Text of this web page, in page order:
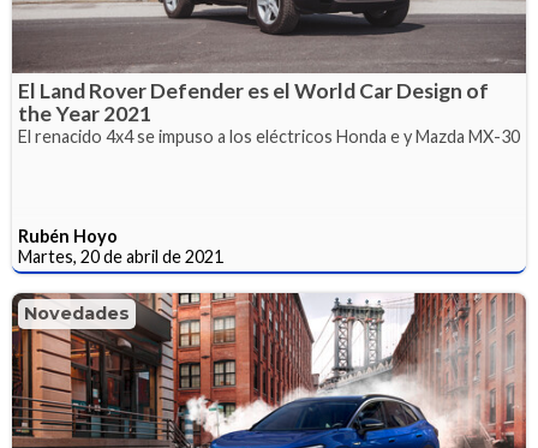
El Land Rover Defender es el World Car Design of
the Year 2021
El renacido 4x4 se impuso a los eléctricos Honda e y Mazda MX-30
Rubén Hoyo
Martes, 20 de abril de 2021
Novedades